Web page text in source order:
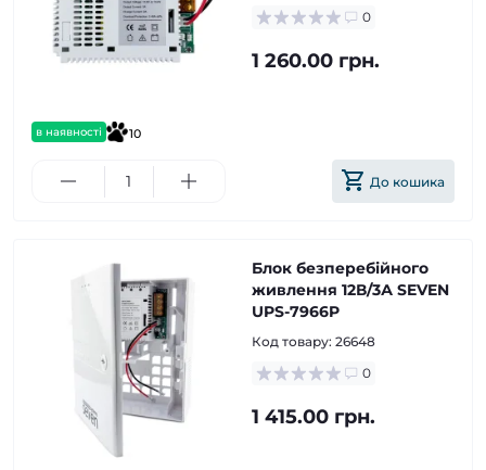
в наявності 10
0
1 260.00 грн.
До кошика
Блок безперебійного
живлення 12В/3А SEVEN
UPS-7966P
Код товару: 26648
0
1 415.00 грн.